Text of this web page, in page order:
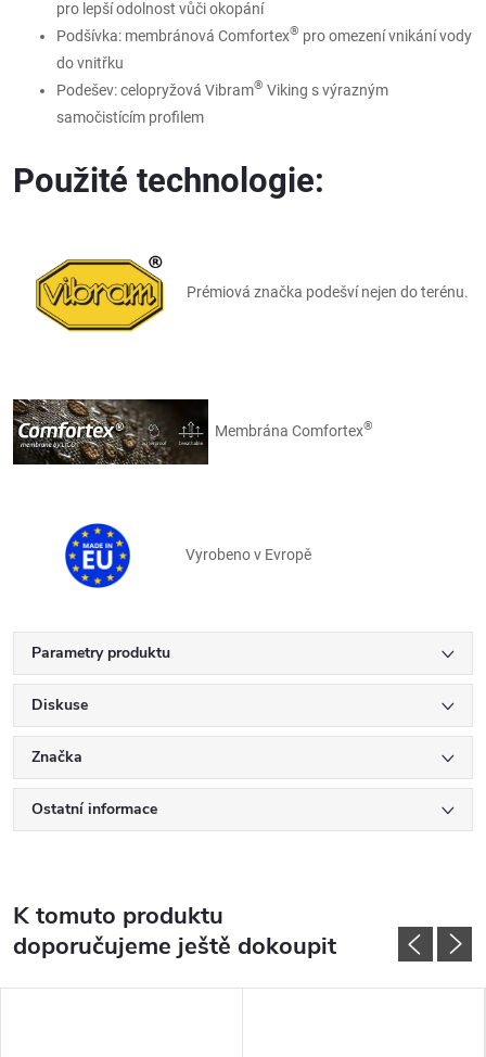
pro lepší odolnost vůči okopání
Podšívka: membránová Comfortex® pro omezení vnikání vody
do vnitřku
Podešev: celopryžová Vibram® Viking s výrazným
samočistícím profilem
Použité technologie:
Prémiová značka podešví nejen do terénu.
Membrána Comfortex®
Vyrobeno v Evropě
Parametry produktu
Diskuse
Značka
Ostatní informace
K tomuto produktu
doporučujeme ještě dokoupit